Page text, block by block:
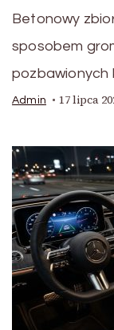
Betonowy
sposobem
pozbawionych
Admin 17 lipca